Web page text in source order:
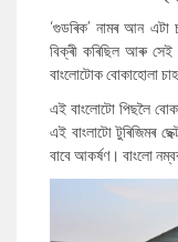
‘গুডৰিক’ নামৰ আন এটা
বিক্ৰী কৰিছিল আৰু
বাংলোটোক বোকাহোলা
এই বাংলোটো পিছলৈ
এই বাংলাটো টুৰিজিমৰ
বাবে আকৰ্ষণ। বাংলো